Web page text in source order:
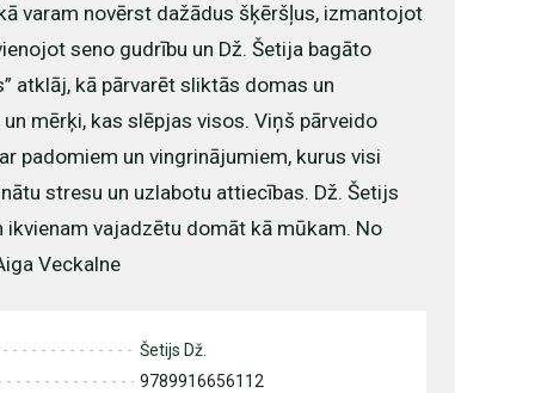
varam novērst dažādus šķēršļus, izmantojot
seno gudrību un Dž. Šetija bagāto
atklāj, kā pārvarēt sliktās domas un
mērķi, kas slēpjas visos. Viņš pārveido
padomiem un vingrinājumiem, kurus visi
stresu un uzlabotu attiecības. Dž. Šetijs
ikvienam vajadzētu domāt kā mūkam. No
Veckalne
Šetijs Dž.
9789916656112